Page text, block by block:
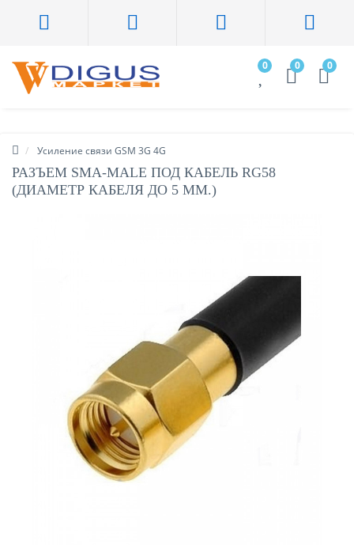
0 0 0
Усиление связи GSM 3G 4G
РАЗЪЕМ SMA-MALE ПОД КАБЕЛЬ RG58
(ДИАМЕТР КАБЕЛЯ ДО 5 ММ.)